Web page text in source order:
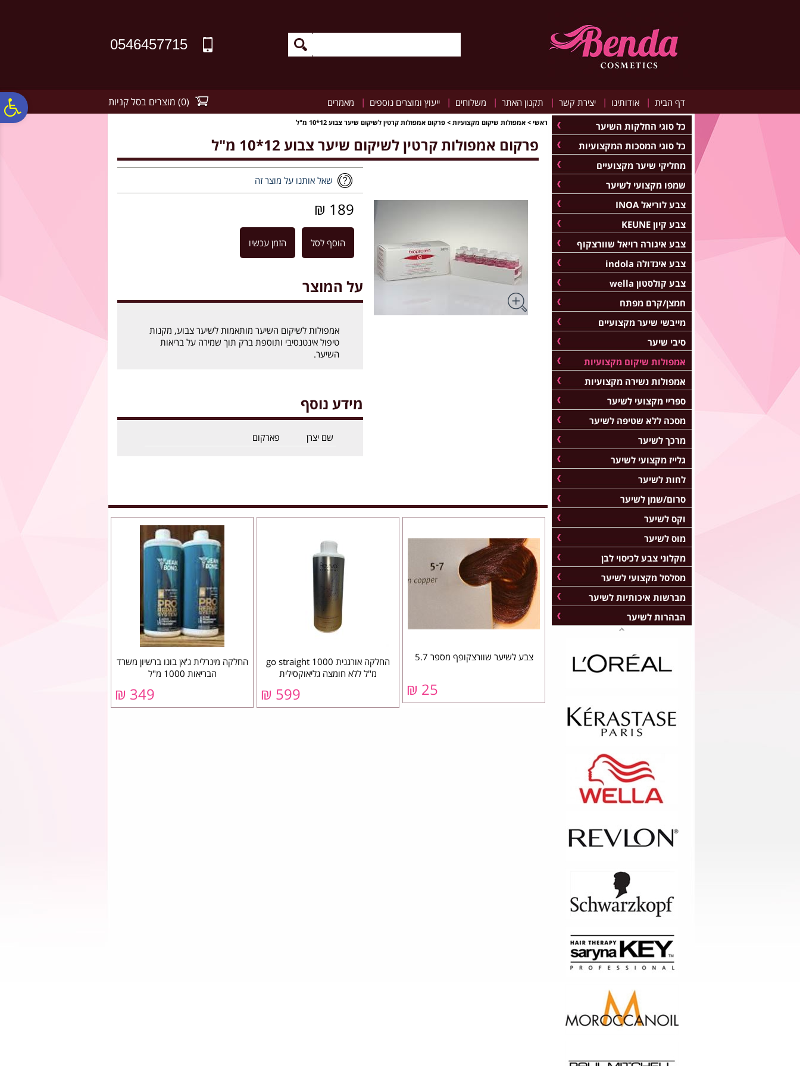
0546457715
דף הבית | אודותינו | יצירת קשר | תקנון האתר | משלוחים | ייעוץ ומוצרים נוספים | מאמרים (
0
) מוצרים בסל קניות
ראשי > אמפולות שיקום מקצועיות > פרקום אמפולות קרטין לשיקום שיער צבוע 12*10 מ"ל
פרקום אמפולות קרטין לשיקום שיער צבוע 12*10 מ"ל
שאל אותנו על מוצר זה
189 ₪
הוסף לסל הזמן עכשיו
על המוצר
אמפולות לשיקום השיער מותאמות לשיער צבוע, מקנות
טיפול אינטנסיבי ותוספת ברק תוך שמירה על בריאות
השיער.
מידע נוסף
שם יצרן פארקום
צבע לשיער שוורצקופף מספר 5.7
25 ₪
החלקה אורגנית go straight 1000
מ"ל ללא חומצה גליאוקסילית
599 ₪
החלקה מינרלית ג'אן בונו ברשיון משרד
הבריאות 1000 מ"ל
349 ₪
כל סוגי החלקות השיער
כל סוגי המסכות המקצועיות
מחליקי שיער מקצועיים
שמפו מקצועי לשיער
צבע לוריאל INOA
צבע קיון KEUNE
צבע איגורה רויאל שוורצקוף
צבע אינדולה indola
צבע קולסטון wella
חמצן/קרם מפתח
מייבשי שיער מקצועיים
סיבי שיער
אמפולות שיקום מקצועיות
אמפולות נשירה מקצועיות
ספריי מקצועי לשיער
מסכה ללא שטיפה לשיער
מרכך לשיער
גלייז מקצועי לשיער
לחות לשיער
סרום/שמן לשיער
וקס לשיער
מוס לשיער
מקלוני צבע לכיסוי לבן
מסלסל מקצועי לשיער
מברשות איכותיות לשיער
הבהרות לשיער